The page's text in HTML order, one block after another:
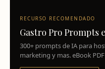
RECURSO RECOMENDADO
Gastro Pro Prompts
300+ prompts de IA para
marketing y mas. eBook